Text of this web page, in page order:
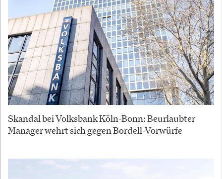
Skandal bei Volksbank Köln-Bonn: Beurlaubter
Manager wehrt sich gegen Bordell-Vorwürfe